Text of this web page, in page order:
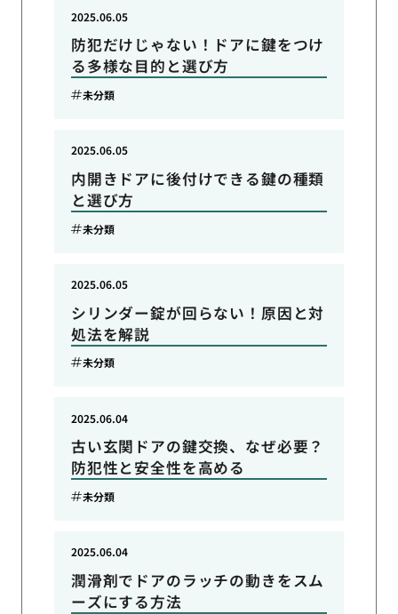
防犯だけじゃない！ドアに鍵をつけ
る多様な目的と選び方
2025.06.05
未分類
内開きドアに後付けできる鍵の種類
と選び方
2025.06.05
未分類
シリンダー錠が回らない！原因と対
処法を解説
2025.06.05
未分類
古い玄関ドアの鍵交換、なぜ必要？
防犯性と安全性を高める
2025.06.04
未分類
潤滑剤でドアのラッチの動きをスム
ーズにする方法
2025.06.04